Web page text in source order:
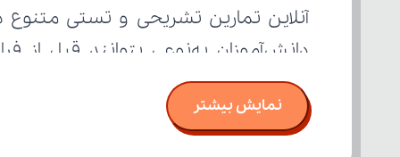
بسنجند.
نمایش بیشتر